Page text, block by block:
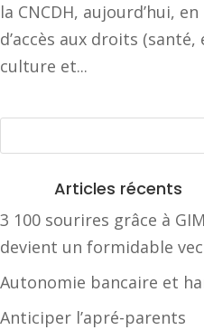
la CNCDH, aujourd’hui,
d’accès aux droits
culture et...
Articles récents
3 100 sourires grâce à
devient un formidable
Autonomie bancaire et
Anticiper l’apré-parents